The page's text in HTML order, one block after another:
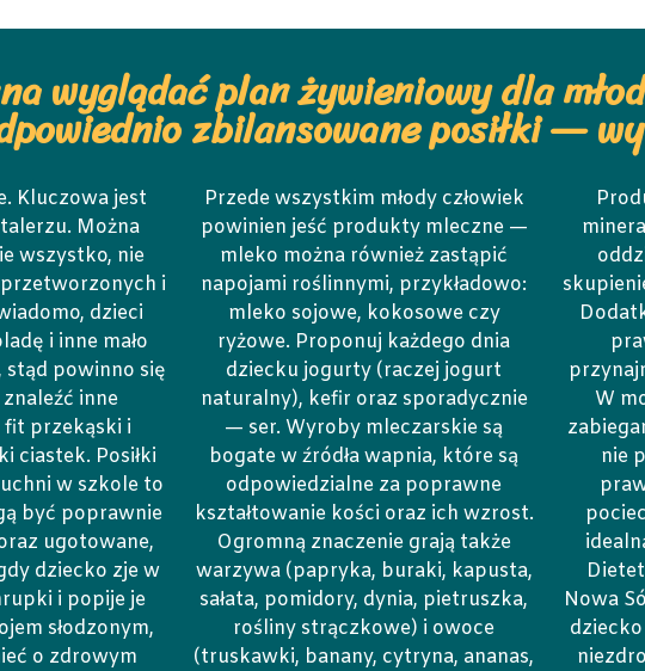
wyglądać plan żywieniowy dla
zbilansowane posiłki —
Kluczowa jest
Można
wszystko, nie
i
dzieci
i inne mało
powinno się
inne
przekąski i
ciastek. Posiłki
w szkole to
być poprawnie
ugotowane,
dziecko zje w
i popije je
słodzonym,
o zdrowym
Przede wszystkim młody człowiek
powinien jeść produkty mleczne —
mleko można również zastąpić
napojami roślinnymi, przykładowo:
mleko sojowe, kokosowe czy
ryżowe. Proponuj każdego dnia
dziecku jogurty (raczej jogurt
naturalny), kefir oraz sporadycznie
— ser. Wyroby mleczarskie są
bogate w źródła wapnia, które są
odpowiedzialne za poprawne
kształtowanie kości oraz ich wzrost.
Ogromną znaczenie grają także
warzywa (papryka, buraki, kapusta,
sałata, pomidory, dynia, pietruszka,
rośliny strączkowe) i owoce
(truskawki, banany, cytryna, ananas,
W
nie
Nowa
dziecko